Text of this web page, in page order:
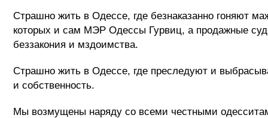
Страшно жить в Одессе, где безнаказанно гоняют
которых и сам МЭР Одессы Гурвиц, а продажные
беззакония и мздоимства.
Страшно жить в Одессе, где преследуют и
и собственность.
Мы возмущены наряду со всеми честными